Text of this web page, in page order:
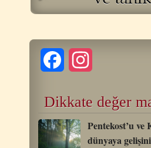
Facebook
Dikkate değer
Pentekost’u
dünyaya